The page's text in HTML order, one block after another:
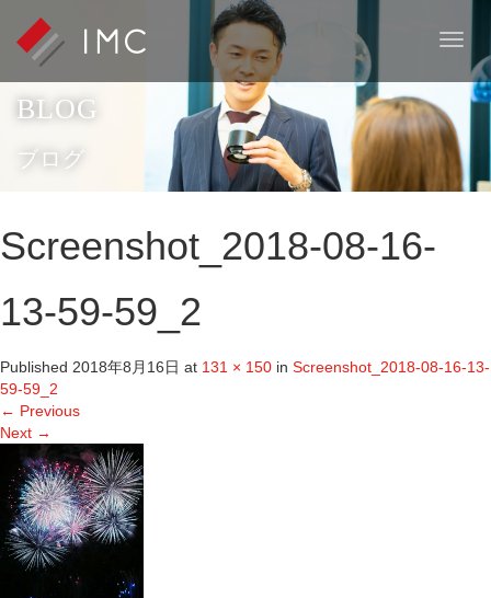
T
g
l
e
a
n
BLOG
ブログ
Screenshot_2018-08-16-
13-59-59_2
Published 2018年8月16日 at 131 × 150 in Screenshot_2018-08-16-13-
59-59_2
← Previous
Next →